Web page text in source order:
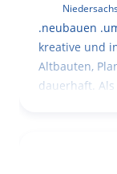
.neubauen
kreative und
Altbauten,
dauerhaft. Als